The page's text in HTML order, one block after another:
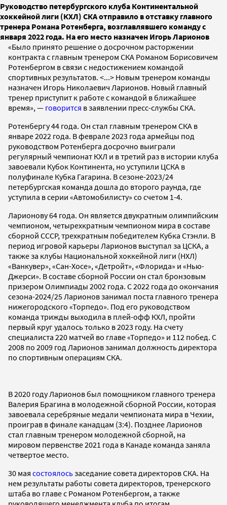
Руководство петербургского клуба Континентальной
хоккейной лиги (КХЛ) СКА отправило в отставку главного
тренера Романа Ротенберга, возглавлявшего команду с
января 2022 года. На его место назначен Игорь Ларионов
«Было принято решение о досрочном расторжении
контракта с главным тренером СКА Романом Борисовичем
Ротенбергом в связи с недостижением командой
спортивных результатов. <...> Новым тренером команды
назначен Игорь Николаевич Ларионов. Новый главный
тренер приступит к работе с командой в ближайшее
время», — говорится в заявлении пресс-службы СКА.
Ротенбергу 44 года. Он стал главным тренером СКА в
январе 2022 года. В феврале 2023 года армейцы под
руководством Ротенберга досрочно выиграли
регулярный чемпионат КХЛ и в третий раз в истории клуба
завоевали Кубок Континента, но уступили ЦСКА в
полуфинале Кубка Гагарина. В сезоне-2023/24
петербургская команда дошла до второго раунда, где
уступила в серии «Автомобилисту» со счетом 1-4.
Ларионову 64 года. Он является двукратным олимпийским
чемпионом, четырехкратным чемпионом мира в составе
сборной СССР, трехкратным победителем Кубка Стэнли. В
период игровой карьеры Ларионов выступал за ЦСКА, а
также за клубы Национальной хоккейной лиги (НХЛ)
«Ванкувер», «Сан-Хосе», «Детройт», «Флорида» и «Нью-
Джерси». В составе сборной России он стал бронзовым
призером Олимпиады 2002 года. С 2022 года до окончания
сезона-2024/25 Ларионов занимал поста главного тренера
нижегородского «Торпедо». Под его руководством
команда трижды выходила в плей-офф КХЛ, пройти
первый круг удалось только в 2023 году. На счету
специалиста 220 матчей во главе «Торпедо» и 112 побед. С
2008 по 2009 год Ларионов занимал должность директора
по спортивным операциям СКА.
В 2020 году Ларионов был помощником главного тренера
Валерия Брагина в молодежной сборной России, которая
завоевала серебряные медали чемпионата мира в Чехии,
проиграв в финале канадцам (3:4). Позднее Ларионов
стал главным тренером молодежной сборной, на
мировом первенстве 2021 года в Канаде команда заняла
четвертое место.
30 мая состоялосьзаседание совета директоров СКА. На
нем результаты работы совета директоров, тренерского
штаба во главе с Романом Ротенбергом, а также